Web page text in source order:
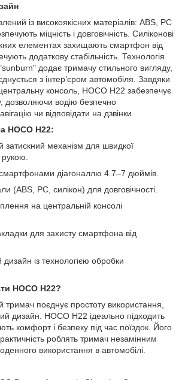
із високоякісних матеріалів: ABS, PC
міцність і довговічність. Силіконові
елементах захищають смартфон від
додаткову стабільність. Технологія
додає тримачу стильного вигляду,
з інтер’єром автомобіля. Завдяки
консоль, HOCO H22 забезпечує
дозволяючи водію безпечно
чи відповідати на дзвінки.
HOCO H22:
затискний механізм для швидкої
рукою.
смартфонами діагоналлю 4.7–7 дюймів.
(ABS, PC, силікон) для довговічності.
на центральній консолі
для захисту смартфона від
дизайн із технологією обробки
HOCO H22?
тримач поєднує простоту використання,
дизайн. HOCO H22 ідеально підходить
комфорт і безпеку під час поїздок. Його
роблять тримач незамінним
використання в автомобілі.